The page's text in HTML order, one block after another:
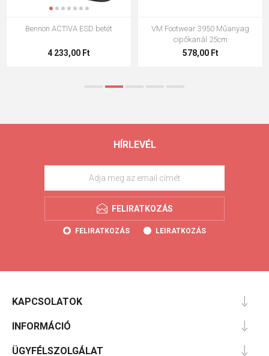
Bennon ACTIVA ESD betét
4 233,00 Ft
VM Footwear 3950 Műanyag
cipőkanál 25cm
578,00 Ft
HÍRLEVÉL
FELIRATKOZÁS
FELIRATKOZÁS LEIRATKOZÁS
KAPCSOLATOK
INFORMÁCIÓ
ÜGYFÉLSZOLGÁLAT